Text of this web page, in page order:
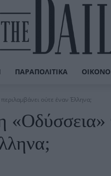
ΠΑΡΑΠΟΛΙΤΙΚΆ
ούτε έναν Έλληνα;